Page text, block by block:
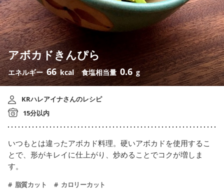
アボカドきんぴら
エネルギー66 kcal 食塩相当量 0.6 g
KRハレアイナさんのレシピ
15分以内
いつもとは違ったアボカド料理。硬いアボカドを使用するこ
とで、形がキレイに仕上がり、炒めることでコクが増しま
す。
脂質カット カロリーカット